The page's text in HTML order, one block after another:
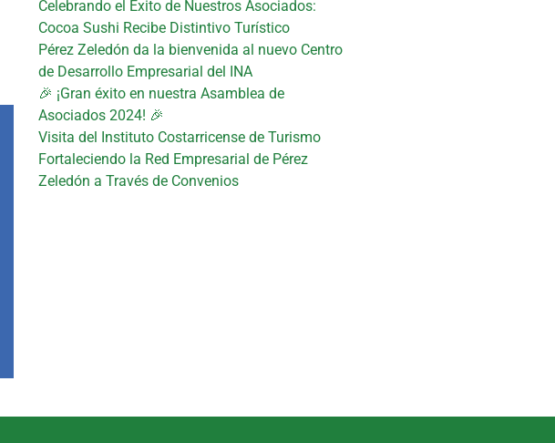
Celebrando el Éxito de Nuestros Asociados:
Cocoa Sushi Recibe Distintivo Turístico
Pérez Zeledón da la bienvenida al nuevo Centro
de Desarrollo Empresarial del INA
🎉 ¡Gran éxito en nuestra Asamblea de
Asociados 2024! 🎉
Visita del Instituto Costarricense de Turismo
Fortaleciendo la Red Empresarial de Pérez
Zeledón a Través de Convenios